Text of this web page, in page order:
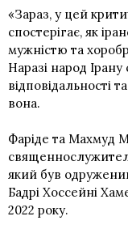
«Зараз, у цей
спостерігає, як
мужністю та
Наразі народ Ірану
відповідальності
вона.
Фаріде та Махмуд
який був
Бадрі Хоссейні
2022 року.